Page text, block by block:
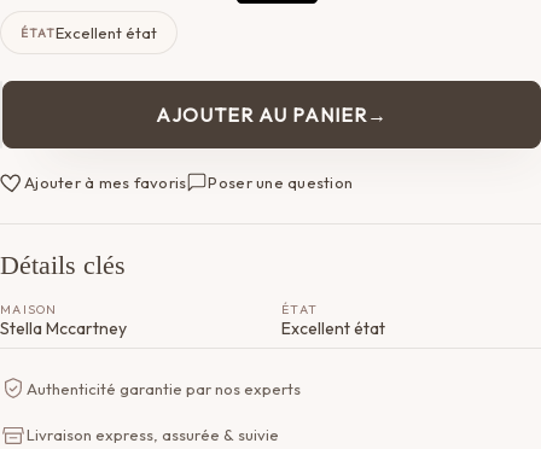
ÉTATExcellent état
de
Lunettes
Stella
AJOUTER AU PANIER
Ajouter à mes favoris Poser une question
Détails clés
MAISON
Stella Mccartney
ÉTAT
Excellent état
Authenticité garantie par nos experts
Livraison express, assurée & suivie